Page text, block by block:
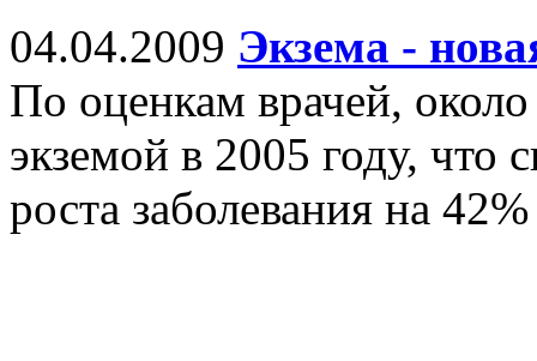
04.04.2009 Экзема -
По оценкам врачей,
экземой в 2005 году, что
роста заболевания на